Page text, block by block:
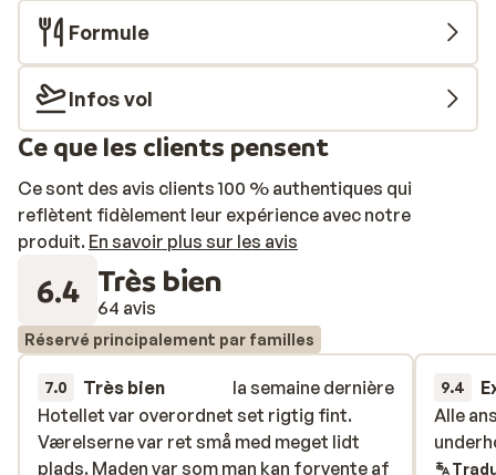
que la piscine en forme de smiley raviront les plus
petits. Envie de découvir la région? Une navette sera à
votre disposition pour vous déposer à Porto Cristo. Un
séjour qui satisfera petits et grands!
Formule
Infos vol
Ce que les clients pensent
Ce sont des avis clients 100 % authentiques qui
reflètent fidèlement leur expérience avec notre
produit. En savoir plus sur les avis
6.4 Très bien
64 avis
Réservé principalement par familles
7.0 Très bien
la semaine dernière
Hotellet var overordnet set rigtig fint.
Værelserne var ret små med meget lidt
plads. Maden var som man kan forvente af
Hotellet var overordnet set rigtig fint.
Værelserne var ret små med meget lidt
plads. Maden var som man kan forvente af
9.4
Alle
Alle